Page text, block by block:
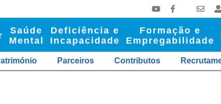
Saúde
Mental
Deficiência e
Incapacidade
Formação e
Empregabilidade
Parceiros Contributos